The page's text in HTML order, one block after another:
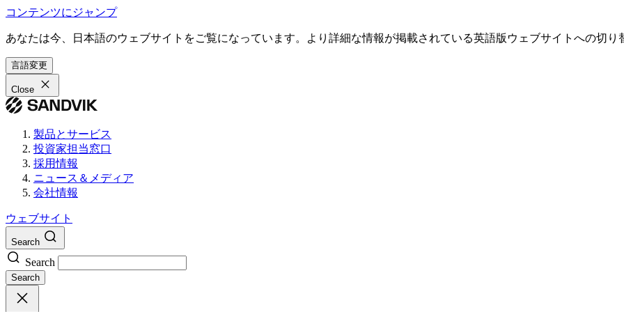
コンテンツにジャンプ
あなたは今、日本語のウェブサイトをご覧になっています。より詳細な情報が掲載されている英語版ウェブサイトへの切り
言語変更
Close
製品とサービス
投資家担当窓口
採用情報
ニュース＆メディア
会社情報
ウェブサイト
Search
Search
Search